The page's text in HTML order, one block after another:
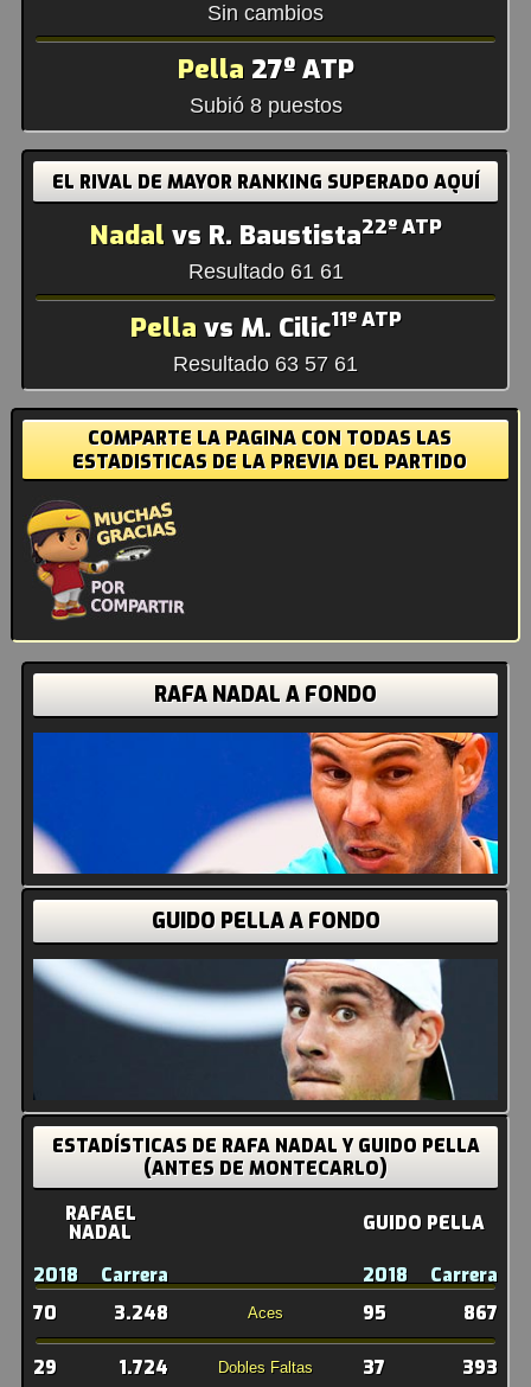
Sin cambios
Pella 27º ATP
Subió 8 puestos
EL RIVAL DE MAYOR RANKING SUPERADO AQUÍ
Nadal vs R. Baustista22º ATP
Resultado 61 61
Pella vs M. Cilic11º ATP
Resultado 63 57 61
COMPARTE LA PAGINA CON TODAS LAS
ESTADISTICAS DE LA PREVIA DEL PARTIDO
RAFA NADAL A FONDO
GUIDO PELLA A FONDO
ESTADÍSTICAS DE RAFA NADAL Y GUIDO PELLA
(ANTES DE MONTECARLO)
RAFAEL
NADAL
GUIDO PELLA
2018 Carrera 2018
Carrera
70
3.248 Aces 95 867
29 1.724 Dobles Faltas 37 393